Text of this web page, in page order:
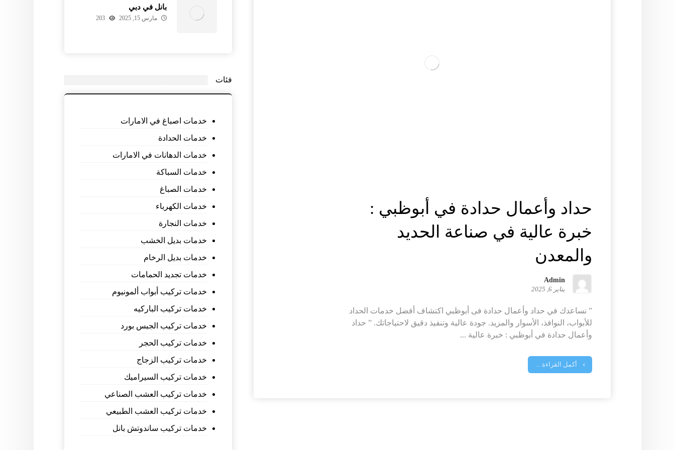
حداد وأعمال حدادة في أبوظبي :
خبرة عالية في صناعة الحديد
والمعدن
Admin
يناير 6, 2025
” نساعدك في حداد وأعمال حدادة فى أبوظبي اكتشاف أفضل خدمات الحداد
للأبواب، النوافذ، الأسوار والمزيد. جودة عالية وتنفيذ دقيق لاحتياجاتك. ” حداد
وأعمال حدادة في أبوظبي : خبرة عالية ...
أكمل القراءة ...
بانل في دبي
مارس 15, 2025 203
فئات
خدمات اصباغ في الامارات
خدمات الحدادة
خدمات الدهانات في الامارات
خدمات السباكة
خدمات الصباغ
خدمات الكهرباء
خدمات النجارة
خدمات بديل الخشب
خدمات بديل الرخام
خدمات تجديد الحمامات
خدمات تركيب أبواب ألمونيوم
خدمات تركيب الباركيه
خدمات تركيب الجبس بورد
خدمات تركيب الحجر
خدمات تركيب الزجاج
خدمات تركيب السيراميك
خدمات تركيب العشب الصناعي
خدمات تركيب العشب الطبيعي
خدمات تركيب ساندوتش بانل